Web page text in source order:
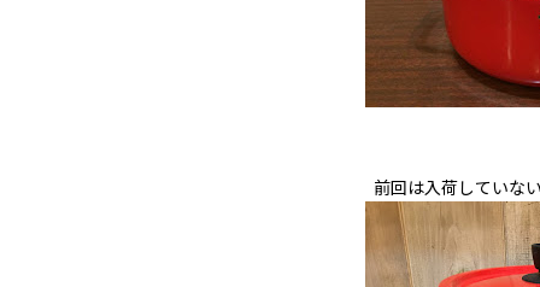
前回は入荷していな